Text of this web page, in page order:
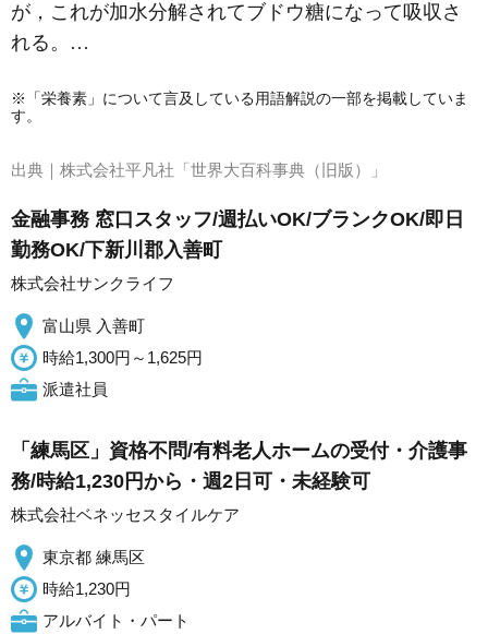
が，これが加水分解されてブドウ糖になって吸収さ
れる。…
※「栄養素」について言及している用語解説の一部を掲載していま
す。
出典｜ 株式会社平凡社「世界大百科事典（旧版）」
金融事務 窓口スタッフ/週払いOK/ブランクOK/即日
勤務OK/下新川郡入善町
株式会社サンクライフ
富山県 入善町
時給1,300円～1,625円
派遣社員
「練馬区」資格不問/有料老人ホームの受付・介護事
務/時給1,230円から・週2日可・未経験可
株式会社ベネッセスタイルケア
東京都 練馬区
時給1,230円
アルバイト・パート